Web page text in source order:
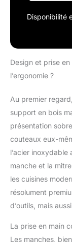
Disponibilité
Design et prise
l’ergonomie ?
Au premier
support en bois
présentation
couteaux eux-
l’acier
manche et la
les cuisines
résolument
d’outils, mais
La prise en main
Les manches,